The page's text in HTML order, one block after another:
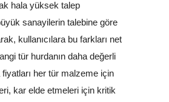
hala yüksek talep
sanayilerin talebine göre
kullanıcılara bu farkları net
tür hurdanın daha değerli
fiyatları her tür malzeme için
kar elde etmeleri için kritik